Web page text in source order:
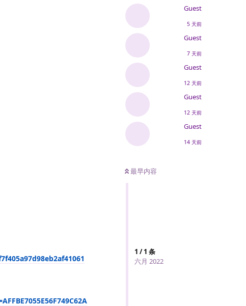
Guest
5 天前
Guest
7 天前
Guest
12 天前
Guest
12 天前
Guest
14 天前
最早内容
1 /1 条
六月 2022